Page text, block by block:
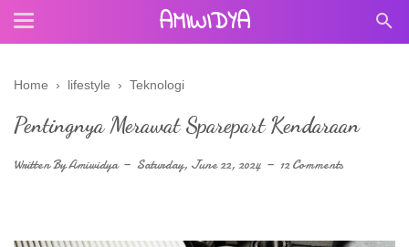
AMIWIDYA
Home › lifestyle › Teknologi
Pentingnya Merawat Sparepart Kendaraan
Written ByAmiwidya Saturday, June 22, 2024 12 Comments